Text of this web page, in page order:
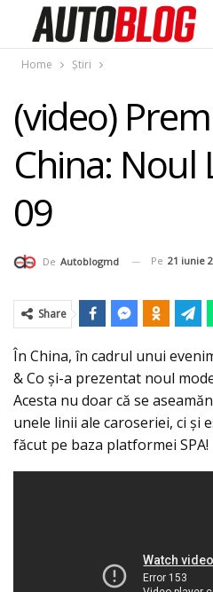
Home Știri
(video)
China: Noul
09
De Autoblogmd Pe 21 iunie
Share
În China, în cadrul unui
& Co şi-a prezentat noul
Acesta nu doar că se
unele linii ale caroseriei, ci şi
făcut pe baza platformei SPA!